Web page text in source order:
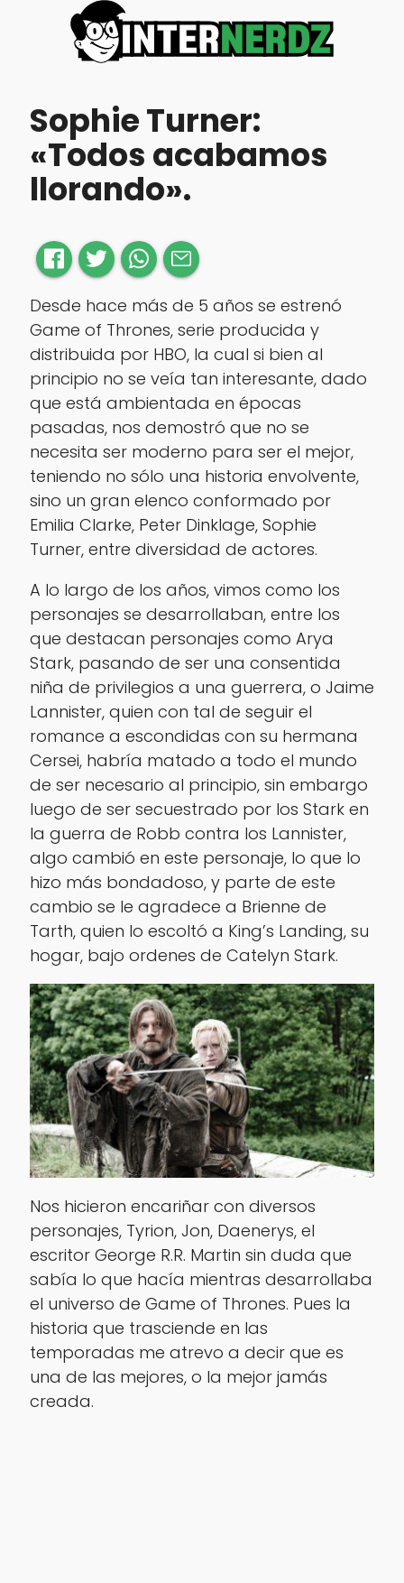
Sophie Turner:
«Todos acabamos
llorando».
Desde hace más de 5 años se estrenó
Game of Thrones, serie producida y
distribuida por HBO, la cual si bien al
principio no se veía tan interesante, dado
que está ambientada en épocas
pasadas, nos demostró que no se
necesita ser moderno para ser el mejor,
teniendo no sólo una historia envolvente,
sino un gran elenco conformado por
Emilia Clarke, Peter Dinklage, Sophie
Turner, entre diversidad de actores.
A lo largo de los años, vimos como los
personajes se desarrollaban, entre los
que destacan personajes como Arya
Stark, pasando de ser una consentida
niña de privilegios a una guerrera, o Jaime
Lannister, quien con tal de seguir el
romance a escondidas con su hermana
Cersei, habría matado a todo el mundo
de ser necesario al principio, sin embargo
luego de ser secuestrado por los Stark en
la guerra de Robb contra los Lannister,
algo cambió en este personaje, lo que lo
hizo más bondadoso, y parte de este
cambio se le agradece a Brienne de
Tarth, quien lo escoltó a King’s Landing, su
hogar, bajo ordenes de Catelyn Stark.
Nos hicieron encariñar con diversos
personajes, Tyrion, Jon, Daenerys, el
escritor George R.R. Martin sin duda que
sabía lo que hacía mientras desarrollaba
el universo de Game of Thrones. Pues la
historia que trasciende en las
temporadas me atrevo a decir que es
una de las mejores, o la mejor jamás
creada.